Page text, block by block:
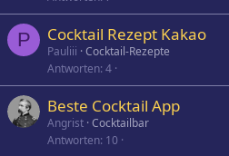
P Cocktail Rezept Kakao
Pauliii Cocktail-Rezepte
Antworten 4
Beste Cocktail App
Angrist Cocktailbar
Antworten 10